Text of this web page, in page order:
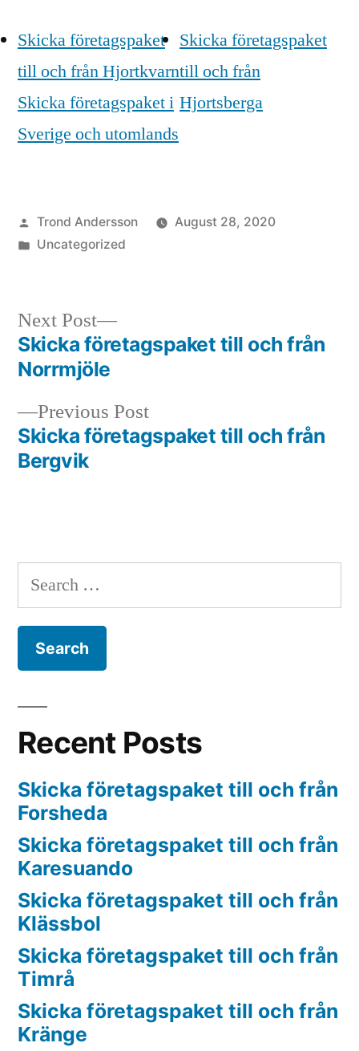
Skicka företagspaket
till och från Hjortkvarn
Skicka företagspaket
till och från
Hjortsberga
Skicka företagspaket i
Sverige och utomlands
Posted
by
Trond Andersson
August 28, 2020
Posted
Uncategorized
Post
navigation
Previous PostPrevious
post:
Skicka företagspaket till och från
Bergvik
Next Post
Next
post:
Skicka företagspaket till och från
Norrmjöle
Search
for:
Recent Posts
Skicka företagspaket till och från
Forsheda
Skicka företagspaket till och från
Karesuando
Skicka företagspaket till och från
Klässbol
Skicka företagspaket till och från
Timrå
Skicka företagspaket till och från
Kränge